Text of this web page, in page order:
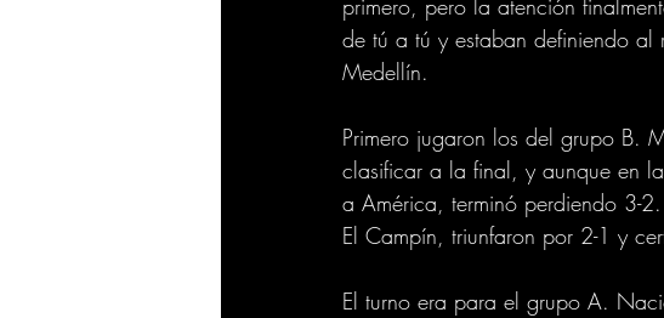
primero, pero la atención
de tú a tú y estaban definiendo
Medellín.
Primero jugaron los del grupo B.
clasificar a la final, y aunque en
a América, terminó perdiendo 3-
El Campín, triunfaron por 2-1 y
El turno era para el grupo A.